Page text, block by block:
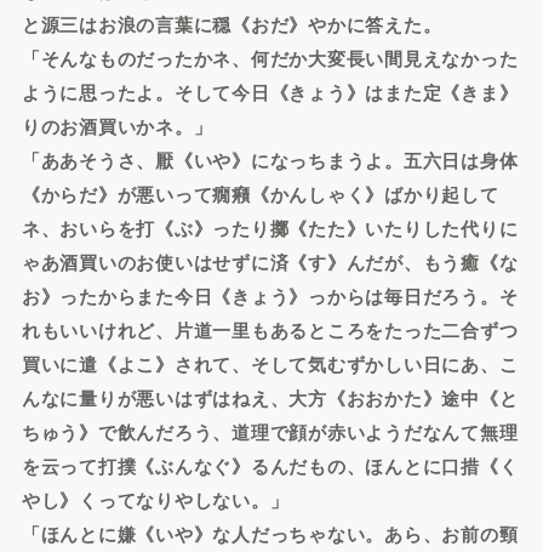
と源三はお浪の言葉に穏《おだ》やかに答えた。
「そんなものだったかネ、何だか大変長い間見えなかった
ように思ったよ。そして今日《きょう》はまた定《きま》
りのお酒買いかネ。」
「ああそうさ、厭《いや》になっちまうよ。五六日は身体
《からだ》が悪いって癇癪《かんしゃく》ばかり起して
ネ、おいらを打《ぶ》ったり擲《たた》いたりした代りに
ゃあ酒買いのお使いはせずに済《す》んだが、もう癒《な
お》ったからまた今日《きょう》っからは毎日だろう。そ
れもいいけれど、片道一里もあるところをたった二合ずつ
買いに遣《よこ》されて、そして気むずかしい日にあ、こ
んなに量りが悪いはずはねえ、大方《おおかた》途中《と
ちゅう》で飲んだろう、道理で顔が赤いようだなんて無理
を云って打撲《ぶんなぐ》るんだもの、ほんとに口措《く
やし》くってなりやしない。」
「ほんとに嫌《いや》な人だっちゃない。あら、お前の頸